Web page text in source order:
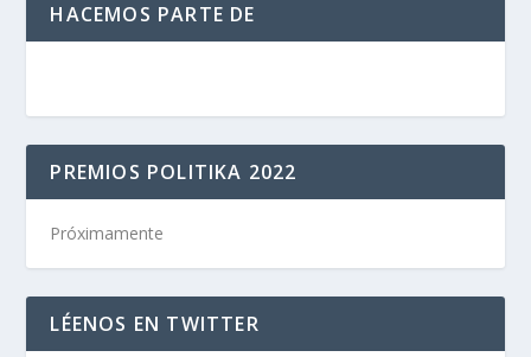
HACEMOS PARTE DE
PREMIOS POLITIKA 2022
Próximamente
LÉENOS EN TWITTER